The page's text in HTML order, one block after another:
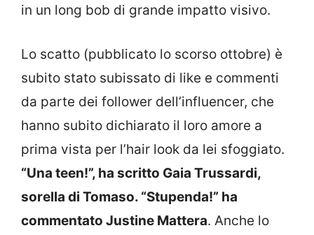
in un long bob di grande impatto visivo.
Lo scatto (pubblicato lo scorso ottobre) è
subito stato subissato di like e commenti
da parte dei follower dell’influencer, che
hanno subito dichiarato il loro amore a
prima vista per l’hair look da lei sfoggiato.
“Una teen!”, ha scritto Gaia Trussardi,
sorella di Tomaso. “Stupenda!” ha
commentato Justine Mattera. Anche lo